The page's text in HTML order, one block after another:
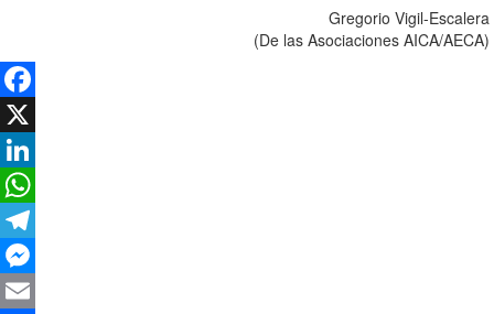
Gregorio Vigil-Escalera
(De las Asociaciones AICA/AECA)
Facebook
X
LinkedIn
WhatsApp
Telegram
Messenger